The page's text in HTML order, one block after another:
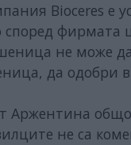
Bioceres е
фирмата
не може
да одобри
Аржентина
не са